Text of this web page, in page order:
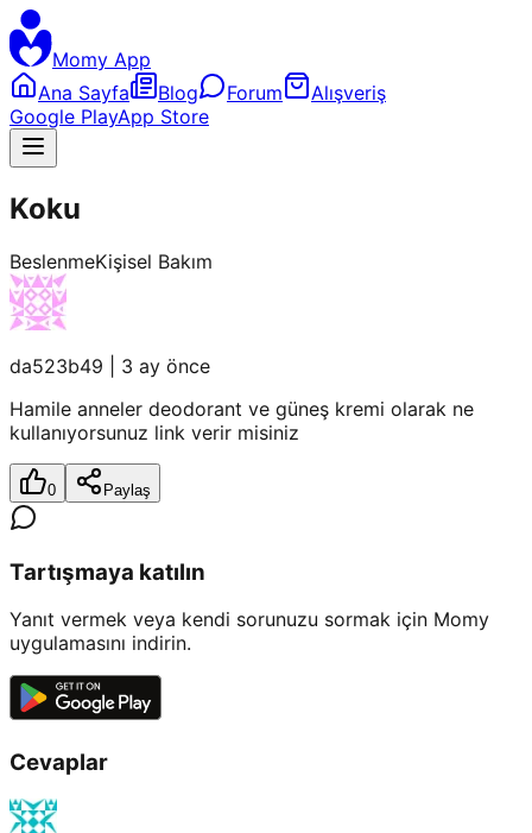
Momy App
Ana Sayfa
Blog Forum
Alışveriş
Google PlayApp Store
Koku
BeslenmeKişisel Bakım
da523b49
3 ay önce
Hamile anneler deodorant ve güneş kremi olarak ne
kullanıyorsunuz link verir misiniz
0 Paylaş
Tartışmaya katılın
Yanıt vermek veya kendi sorunuzu sormak için Momy
uygulamasını indirin.
Cevaplar